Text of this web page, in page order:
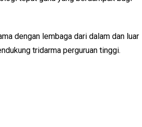
dengan lembaga dari dalam dan luar
tridarma perguruan tinggi.